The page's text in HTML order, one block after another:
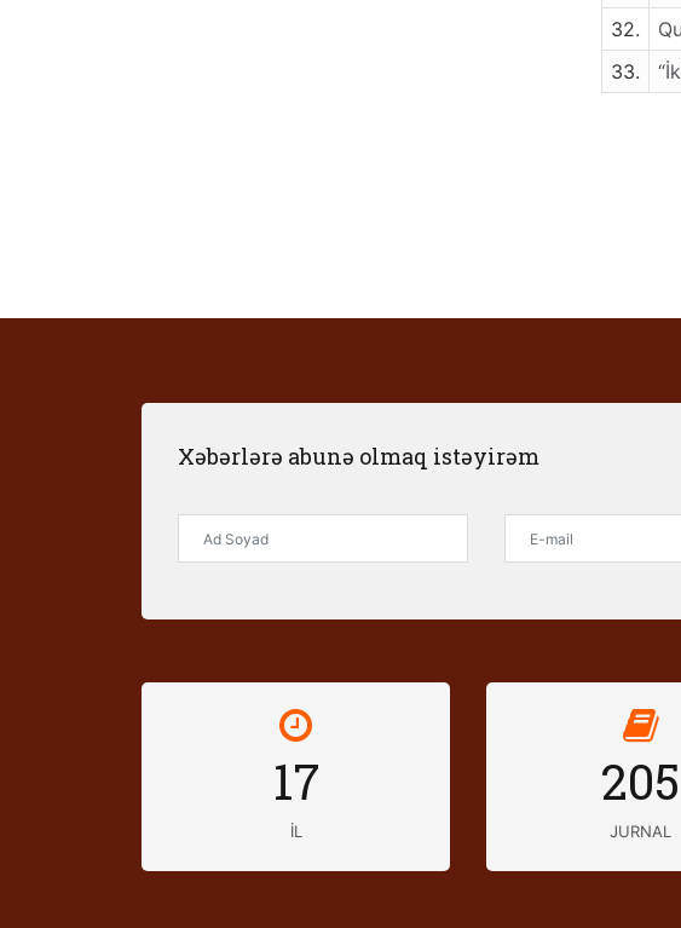
32.
33.
Xəbərlərə abunə olmaq istəyirəm
17
İL
205
JURNAL